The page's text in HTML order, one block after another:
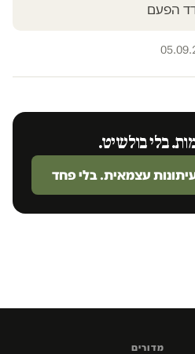
הפעם
בלי בולשיט.
עצמאית. בלי פחד
מדורים